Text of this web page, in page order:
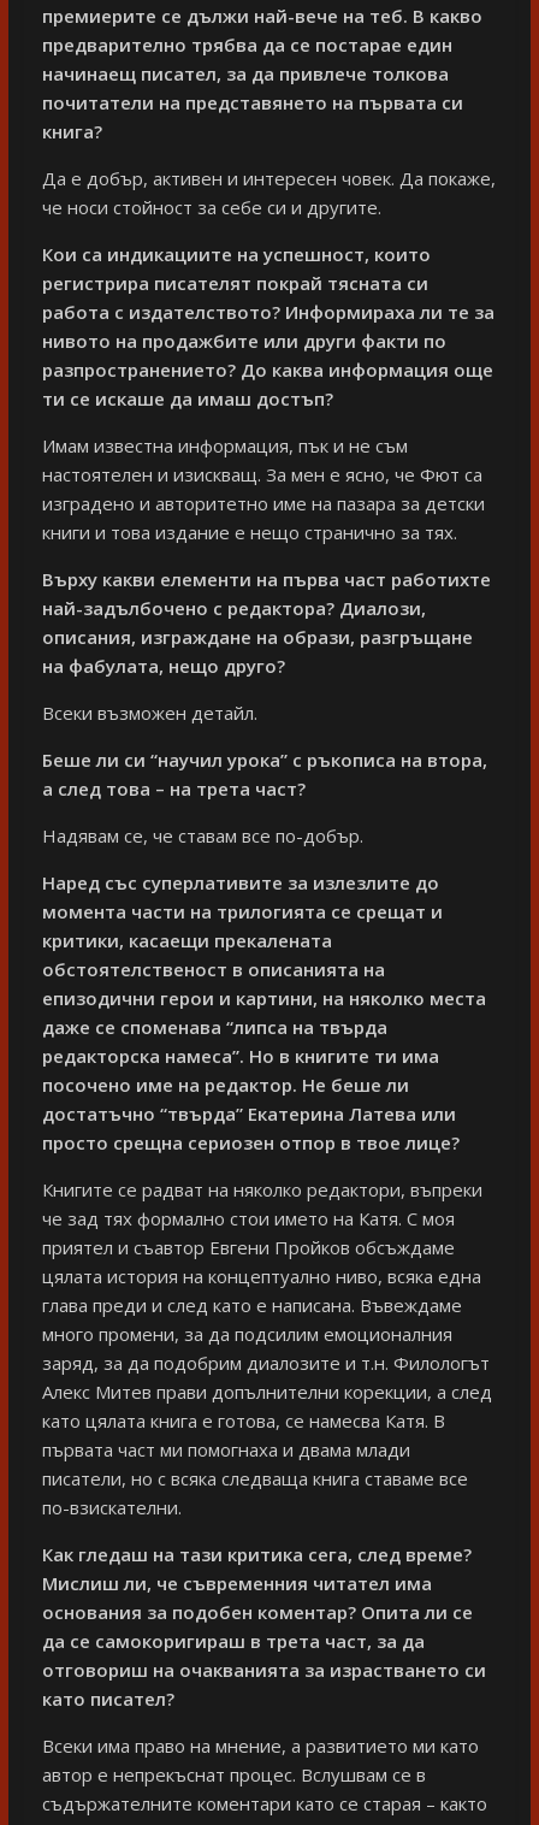
премиерите се дължи най-вече на теб. В какво
предварително трябва да се постарае един
начинаещ писател, за да привлече толкова
почитатели на представянето на първата си
книга?
Да е добър, активен и интересен човек. Да покаже,
че носи стойност за себе си и другите.
Кои са индикациите на успешност, които
регистрира писателят покрай тясната си
работа с издателството? Информираха ли те за
нивото на продажбите или други факти по
разпространението? До каква информация още
ти се искаше да имаш достъп?
Имам известна информация, пък и не съм
настоятелен и изискващ. За мен е ясно, че Фют са
изградено и авторитетно име на пазара за детски
книги и това издание е нещо странично за тях.
Върху какви елементи на първа част работихте
най-задълбочено с редактора? Диалози,
описания, изграждане на образи, разгръщане
на фабулата, нещо друго?
Всеки възможен детайл.
Беше ли си “научил урока” с ръкописа на втора,
а след това – на трета част?
Надявам се, че ставам все по-добър.
Наред със суперлативите за излезлите до
момента части на трилогията се срещат и
критики, касаещи прекалената
обстоятелственост в описанията на
епизодични герои и картини, на няколко места
даже се споменава “липса на твърда
редакторска намеса”. Но в книгите ти има
посочено име на редактор. Не беше ли
достатъчно “твърда” Екатерина Латева или
просто срещна сериозен отпор в твое лице?
Книгите се радват на няколко редактори, въпреки
че зад тях формално стои името на Катя. С моя
приятел и съавтор Евгени Пройков обсъждаме
цялата история на концептуално ниво, всяка една
глава преди и след като е написана. Въвеждаме
много промени, за да подсилим емоционалния
заряд, за да подобрим диалозите и т.н. Филологът
Алекс Митев прави допълнителни корекции, а след
като цялата книга е готова, се намесва Катя. В
първата част ми помогнаха и двама млади
писатели, но с всяка следваща книга ставаме все
по-взискателни.
Как гледаш на тази критика сега, след време?
Мислиш ли, че съвременния читател има
основания за подобен коментар? Опита ли се
да се самокоригираш в трета част, за да
отговориш на очакванията за израстването си
като писател?
Всеки има право на мнение, а развитието ми като
автор е непрекъснат процес. Вслушвам се в
съдържателните коментари като се старая – както